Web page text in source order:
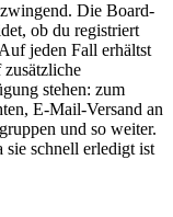
Die Board-
ob du registriert
jeden Fall erhältst
stehen: zum
E-Mail-Versand an
und so weiter.
schnell erledigt ist